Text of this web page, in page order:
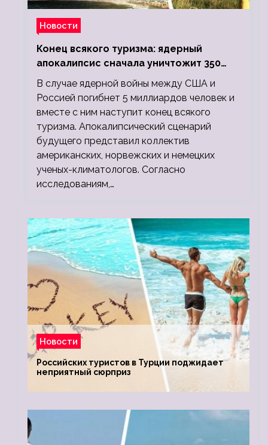
Новости
Конец всякого туризма: ядерный
апокалипсис сначала уничтожит 350
миллионов, а потом 5 миллиардов
людей
В случае ядерной войны между США и
Россией погибнет 5 миллиардов человек и
вместе с ним наступит конец всякого
туризма. Апокалипсический сценарий
будущего представил коллектив
американских, норвежских и немецких
ученых-климатологов. Согласно
исследованиям,…
Новости
Российских туристов в Турции поджидает
неприятный сюрприз